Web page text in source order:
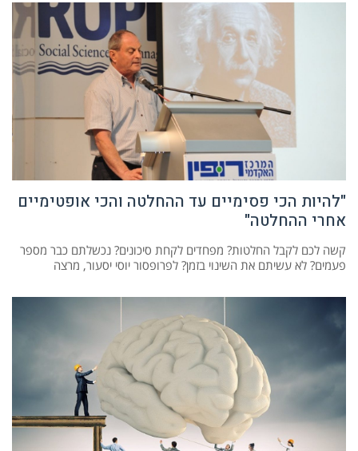
"להיות הכי פסימיים עד ההחלטה והכי אופטימיים
אחרי ההחלטה"
קשה לכם לקבל החלטות? מפחדים לקחת סיכונים? נכשלתם כבר מספר
פעמים? לא עשיתם את השינוי בזמן? לפרופסור יוסי יסעור, מרצה